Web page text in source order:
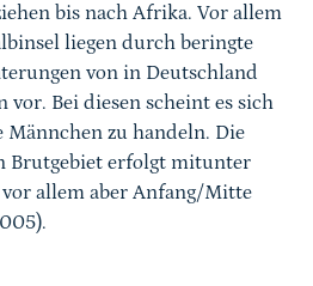
bis nach Afrika. Vor allem
liegen durch beringte
von in Deutschland
vor. Bei diesen scheint es sich
zu handeln. Die
Brutgebiet erfolgt mitunter
allem aber Anfang/Mitte